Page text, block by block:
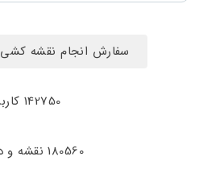
سفارش انجام نقشه کشی 09170547167
142750 کاربر
180560 نقشه و دتایل